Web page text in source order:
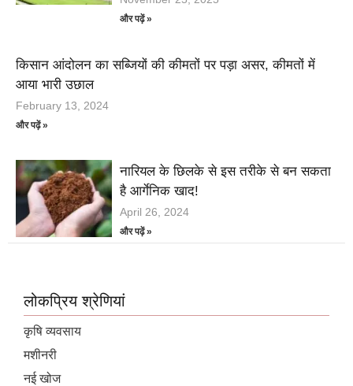
और पढ़ें »
किसान आंदोलन का सब्जियों की कीमतों पर पड़ा असर, कीमतों में
आया भारी उछाल
February 13, 2024
और पढ़ें »
नारियल के छिलके से इस तरीके से बन सकता
है आर्गेनिक खाद!
April 26, 2024
और पढ़ें »
लोकप्रिय श्रेणियां
कृषि व्यवसाय
मशीनरी
नई खोज